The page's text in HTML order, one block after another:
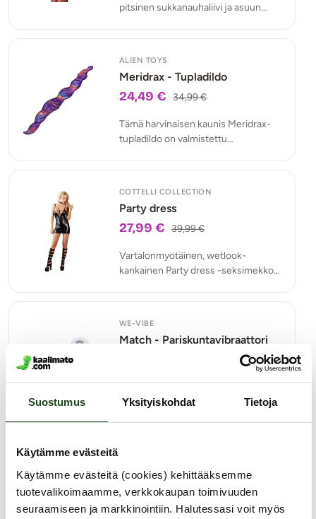
Suostumus Yksityiskohdat Tietoja
Käytämme evästeitä
Käytämme evästeitä (cookies) kehittääksemme
tuotevalikoimaamme, verkkokaupan toimivuuden
seuraamiseen ja markkinointiin. Halutessasi voit myös
pitsinen sukkanauhaliivi ja asuun
ALIEN TOYS
Meridrax - Tupladildo
24,49 € 34,99 €
Tämä harvinaisen kaunis Meridrax-
tupladildo on valmistettu
COTTELLI COLLECTION
Party dress
27,99 € 39,99 €
Vartalonmyötäinen, wetlook-
kankainen Party dress -seksimekko
WE-VIBE
Match - Pariskuntavibraattori
Sytyttäkää intohimon liekki
roihuamaan!
Hog Tied and Satisfied -
Kahlesetti
33,59 € 47,99 €